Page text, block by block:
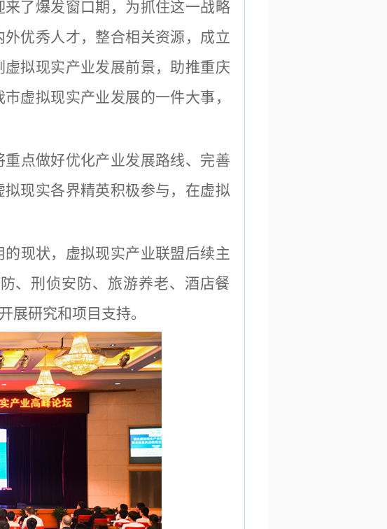
了爆发窗口期，为抓住这一战略
优秀人才，整合相关资源，成立
拟现实产业发展前景，助推重庆
虚拟现实产业发展的一件大事，
重点做好优化产业发展路线、完善
现实各界精英积极参与，在虚拟
现状，虚拟现实产业联盟后续主
、刑侦安防、旅游养老、酒店餐
展研究和项目支持。